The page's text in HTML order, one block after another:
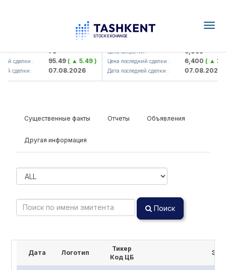
: 79
сделки : 95.49( ▲ 5.49 )
сделки : 07.08.2026
UZMK (<O'zmetkombinat> AJ)
Цена закрытия : 6,099
Цена последний сделки : 6,400( ▲
Дата последней сделки : 07.08.2026
Существенные факты Отчеты Объявления
Другая информация
Поиск
Дата Логотип
Тикер
Код ЦБ